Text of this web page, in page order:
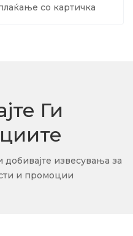
со картичка
Ги
извесувања за
и промоции